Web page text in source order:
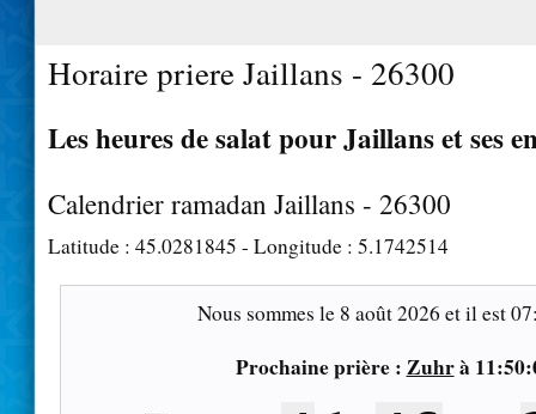
Horaire priere Jaillans - 26300
Les heures de salat pour Jaillans et ses
Calendrier ramadan Jaillans - 26300
Latitude : 45.0281845 - Longitude : 5.1742514
Nous sommes le 8 août 2026 et il est
Prochaine prière : Zuhrà